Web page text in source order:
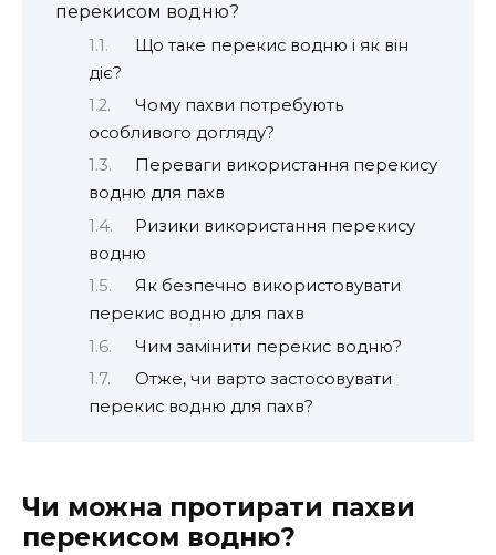
перекисом водню?
Що таке перекис водню і як він
діє?
Чому пахви потребують
особливого догляду?
Переваги використання перекису
водню для пахв
Ризики використання перекису
водню
Як безпечно використовувати
перекис водню для пахв
Чим замінити перекис водню?
Отже, чи варто застосовувати
перекис водню для пахв?
Чи можна протирати пахви
перекисом водню?